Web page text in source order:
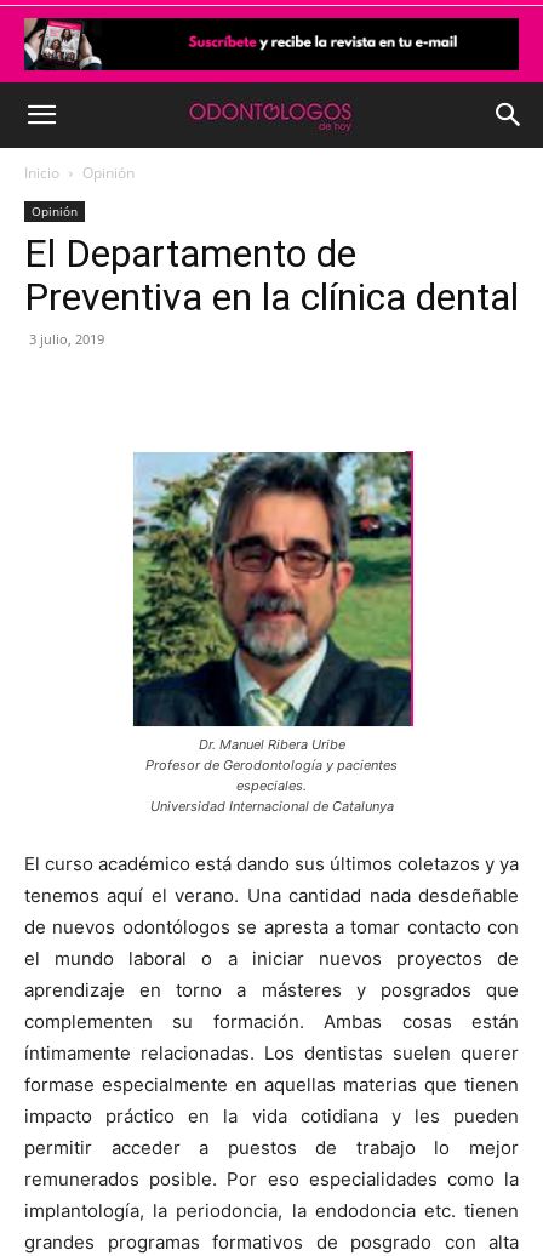
Inicio Opinión
Opinión
El Departamento de
Preventiva en la clínica dental
3 julio, 2019
Dr. Manuel Ribera Uribe
Profesor de Gerodontología y pacientes
especiales.
Universidad Internacional de Catalunya
El curso académico está dando sus últimos coletazos y ya
tenemos aquí el verano. Una cantidad nada desdeñable
de nuevos odontólogos se apresta a tomar contacto con
el mundo laboral o a iniciar nuevos proyectos de
aprendizaje en torno a másteres y posgrados que
complementen su formación. Ambas cosas están
íntimamente relacionadas. Los dentistas suelen querer
formase especialmente en aquellas materias que tienen
impacto práctico en la vida cotidiana y les pueden
permitir acceder a puestos de trabajo lo mejor
remunerados posible. Por eso especialidades como la
implantología, la periodoncia, la endodoncia etc. tienen
grandes programas formativos de posgrado con alta